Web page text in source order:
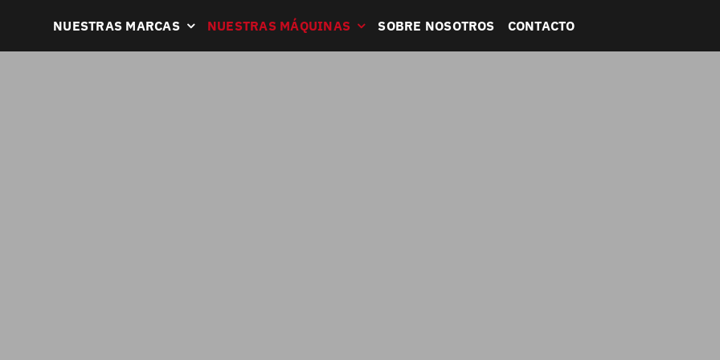
NUESTRAS MARCAS NUESTRAS MÁQUINAS SOBRE NOSOTROS CONTACTO